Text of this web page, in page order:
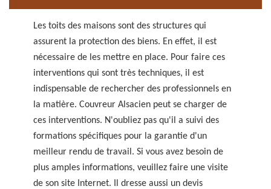
Les toits des maisons sont des structures qui
assurent la protection des biens. En effet, il est
nécessaire de les mettre en place. Pour faire ces
interventions qui sont très techniques, il est
indispensable de rechercher des professionnels en
la matière. Couvreur Alsacien peut se charger de
ces interventions. N'oubliez pas qu'il a suivi des
formations spécifiques pour la garantie d'un
meilleur rendu de travail. Si vous avez besoin de
plus amples informations, veuillez faire une visite
de son site Internet. Il dresse aussi un devis